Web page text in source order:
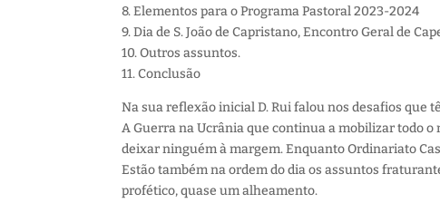
8. Elementos para o Programa Pastoral 2023-2024
9. Dia de S. João de Capristano, Encontro Geral de
10. Outros assuntos.
11. Conclusão
Na sua reflexão inicial D. Rui falou nos desafios que
A Guerra na Ucrânia que continua a mobilizar todo o
deixar ninguém à margem. Enquanto Ordinariato
Estão também na ordem do dia os assuntos
profético, quase um alheamento.